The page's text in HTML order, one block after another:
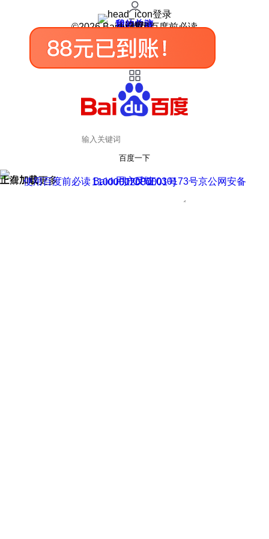
登录
我的关注
我的收藏
皮肤中心
用户反馈
设置
©2026 Baidu 使用百度前必读
百度一下
正在加载
上滑加载更多 用户反馈
使用百度前必读 Baidu 京ICP证030173号
京公网安备11000002000001号